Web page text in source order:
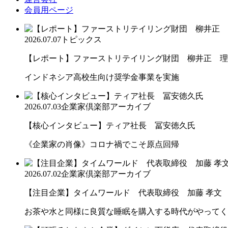
会員用ページ
2026.07.07 トピックス
【レポート】ファーストリテイリング財団 柳井正
インドネシア高校生向け奨学金事業を実施
2026.07.03企業家倶楽部アーカイブ
【核心インタビュー】ティア社長 冨安徳久氏
《企業家の肖像》コロナ禍でこそ原点回帰
2026.07.02企業家倶楽部アーカイブ
【注目企業】タイムワールド 代表取締役 加藤 孝文
お茶や水と同様に良質な睡眠を購入する時代がやって